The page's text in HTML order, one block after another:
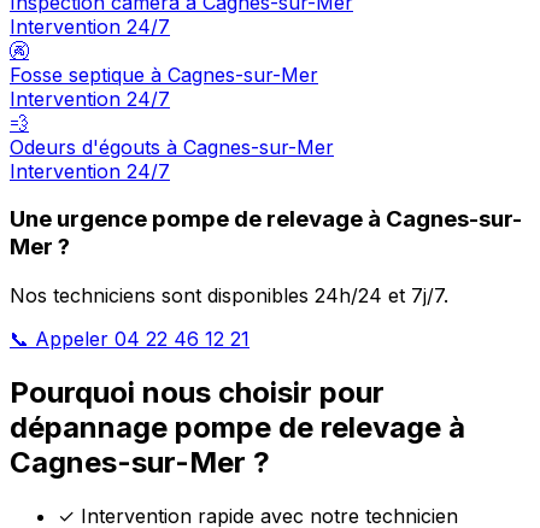
Intervention 24/7
🚱
Fosse septique à Cagnes-sur-Mer
Intervention 24/7
💨
Odeurs d'égouts à Cagnes-sur-Mer
Intervention 24/7
Une urgence pompe de relevage à Cagnes-sur-
Mer ?
Nos techniciens sont disponibles 24h/24 et 7j/7.
📞 Appeler 04 22 46 12 21
Pourquoi nous choisir pour
dépannage pompe de relevage à
Cagnes-sur-Mer ?
✓ Intervention rapide avec notre technicien